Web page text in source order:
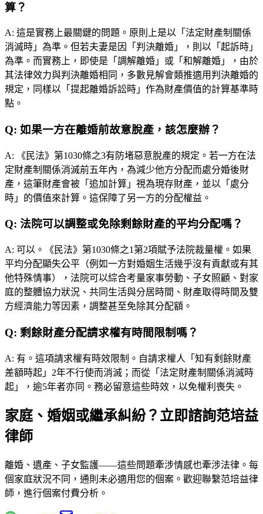
算？
A: 這是實務上最關鍵的問題。原則上是以「法定財產制關係
消滅時」為準。但若夫妻是因「判決離婚」，則以「起訴時」
為準。而實務上，即使是「調解離婚」或「和解離婚」，由於
其法律效力與判決離婚相同，多數見解會類推適用判決離婚的
規定，同樣以「提起離婚訴訟時」作為財產價值的計算基準時
點。
Q: 如果一方在離婚前故意脫產，該怎麼辦？
A:
《民法》第1030條之3有防堵惡意脫產的規定。若一方在法
定財產制關係消滅前五年內，為減少他方分配而處分婚後財
產，這筆財產會被「追加計算」視為現存財產，並以「處分
時」的價值來計算。這保障了另一方的分配權益。
Q: 法院可以調整或免除剩餘財產的平均分配嗎？
A: 可以。《民法》第1030條之1第2項賦予法院裁量權。如果
平均分配顯失公平（例如一方對婚姻生活幾乎沒有貢獻或有其
他特殊情事），法院可以綜合考量家事勞動、子女照顧、對家
庭的整體協力狀況、共同生活與分居時間、財產取得時間及雙
方經濟能力等因素，調整甚至免除其分配額。
Q: 剩餘財產分配請求權有時間限制嗎？
A: 有。這項請求權有時效限制。自請求權人「知有剩餘財產
差額時起」2年不行使而消滅；而從「法定財產制關係消滅時
起」，逾5年者亦同。務必留意這些時效，以免權利喪失。
家庭、婚姻或繼承糾紛？立即諮詢范培益
律師
離婚、遺產、子女監護——這些問題牽涉情感也牽涉法律。每
個家庭狀況不同，通則未必適用您的個案。歡迎聯繫范培益律
師 ，進行個案付費分析。